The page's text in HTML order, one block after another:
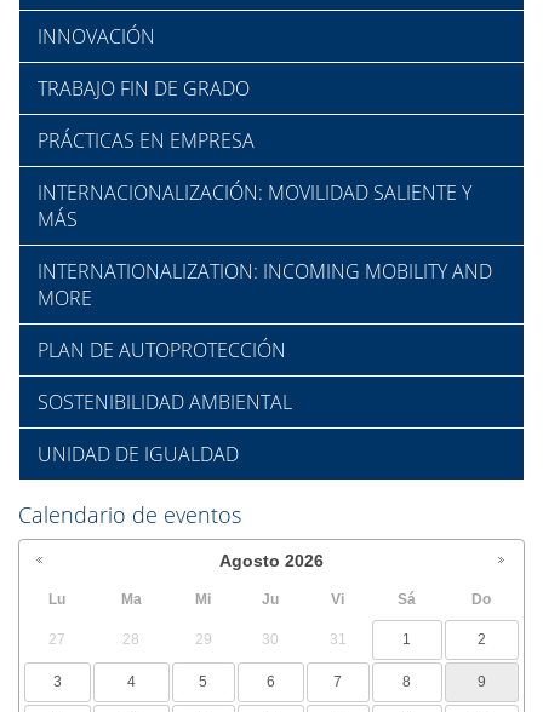
INNOVACIÓN
TRABAJO FIN DE GRADO
PRÁCTICAS EN EMPRESA
INTERNACIONALIZACIÓN: MOVILIDAD SALIENTE Y
MÁS
INTERNATIONALIZATION: INCOMING MOBILITY AND
MORE
PLAN DE AUTOPROTECCIÓN
SOSTENIBILIDAD AMBIENTAL
UNIDAD DE IGUALDAD
Calendario de eventos
Agosto 2026
Lu Ma Mi Ju Vi Sá Do
27 28 29 30 31 1 2
3 4 5 6 7 8 9